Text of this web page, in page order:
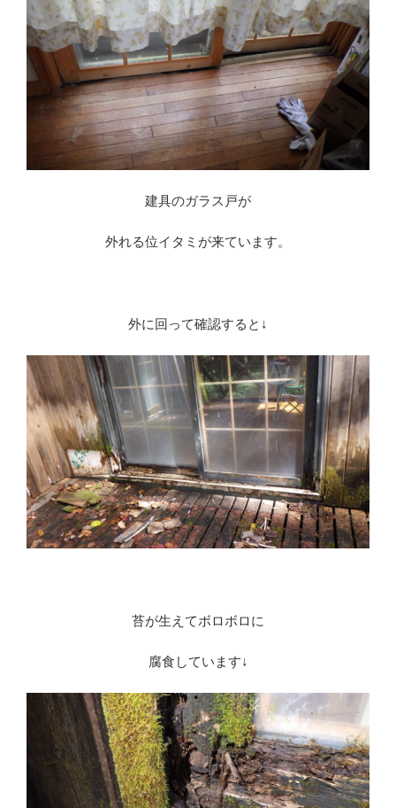
建具のガラス戸が
外れる位イタミが来ています。
外に回って確認すると↓
苔が生えてボロボロに
腐食しています↓